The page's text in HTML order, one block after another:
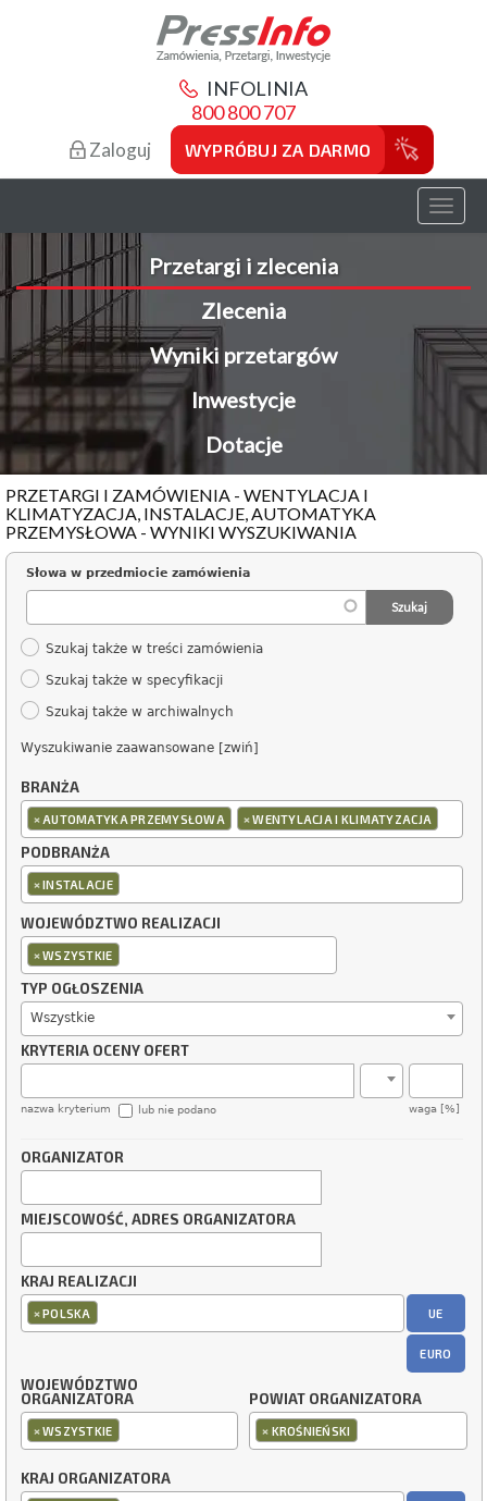
INFOLINIA
800 800 707
Zaloguj WYPRÓBUJ ZA DARMO
Toggle
Przetargi i zlecenia
Zlecenia
Wyniki przetargów
Inwestycje
Dotacje
PRZETARGI I ZAMÓWIENIA - WENTYLACJA I
KLIMATYZACJA, INSTALACJE, AUTOMATYKA
PRZEMYSŁOWA - WYNIKI WYSZUKIWANIA
Słowa w przedmiocie zamówienia
Szukaj także w treści zamówienia
Szukaj także w specyfikacji
Szukaj także w archiwalnych
Wyszukiwanie zaawansowane [zwiń]
BRANŻA
× AUTOMATYKA PRZEMYSŁOWA ×WENTYLACJA I KLIMATYZACJA
PODBRANŻA
×INSTALACJE
WOJEWÓDZTWO REALIZACJI
×WSZYSTKIE
TYP OGŁOSZENIA
Wszystkie
KRYTERIA OCENY OFERT
nazwa kryterium waga [%]
lub nie podano
ORGANIZATOR
MIEJSCOWOŚĆ, ADRES ORGANIZATORA
KRAJ REALIZACJI
×POLSKA UE
EURO
WOJEWÓDZTWO
ORGANIZATORA
×WSZYSTKIE
POWIAT ORGANIZATORA
× KROŚNIEŃSKI
KRAJ ORGANIZATORA